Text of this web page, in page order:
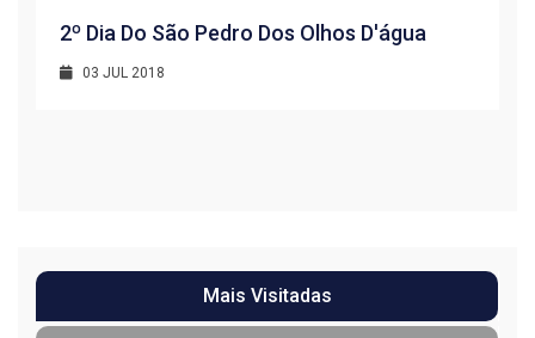
2º Dia Do São Pedro Dos Olhos D'água
03 JUL 2018
Mais Visitadas